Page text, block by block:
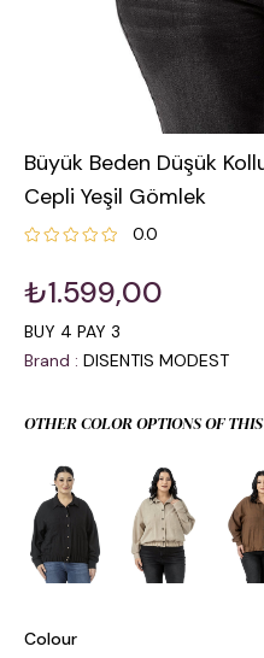
Büyük Beden Düşük
Cepli Yeşil Gömlek
0.0
₺1.599,00
BUY 4 PAY 3
Brand : DISENTIS MODEST
OTHER COLOR OPTIONS OF
Colour